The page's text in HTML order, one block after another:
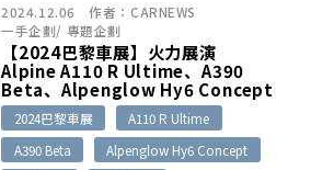
2024.12.06 作者： CARNEWS
一手企劃/ 專題企劃
【2024巴黎車展】火力展演
Alpine A110 R Ultime、A390
Beta、Alpenglow Hy6 Concept
2024巴黎車展
A110 R Ultime
A390 Beta
Alpenglow Hy6 Concept